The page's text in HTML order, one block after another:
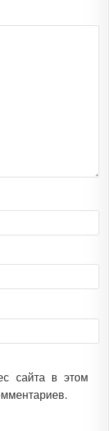
сайта в этом